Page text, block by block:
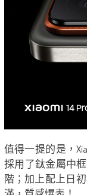
值得一提的是，
採用了鈦金屬中
階；加上配上日